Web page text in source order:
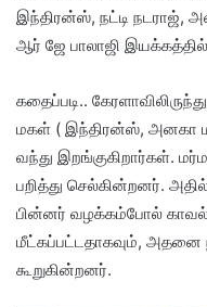
இந்திரன்ஸ், நட்டி நடராஜ்,
ஆர் ஜே பாலாஜி இயக்கத்தில்
கதைப்படி..
மகள் ( இந்திரன்ஸ், அனகா
வந்து இறங்குகிறார்கள்.
பறித்து செல்கின்றனர்.
பின்னர் வழக்கம்போல்
மீட்கப்பட்டதாகவும், அதனை
கூறுகின்றனர்.